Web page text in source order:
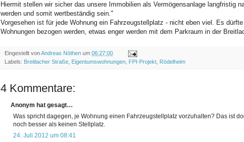
Hiermit stellen wir sicher das unsere Immobilien als Vermögensanlage langfristig
werden und somit wertbeständig sein."
Vorgesehen ist für jede Wohnung ein Fahrzeugstellplatz - nicht eben viel. Es
Wohnungen bezogen werden, etwas enger werden mit dem Parkraum in der
Eingestellt vonAndreas Nöthen um 06:27:00
Labels: Breitlacher Straße Eigentumswohnungen FPI-Projekt Rödelheim
4 Kommentare:
Anonym hat gesagt…
Was spricht dagegen, je Wohnung einen Fahrzeugstellplatz vorzuhalten? Das ist
noch besser als keinen Stellplatz.
24. Juli 2012 um 08:41